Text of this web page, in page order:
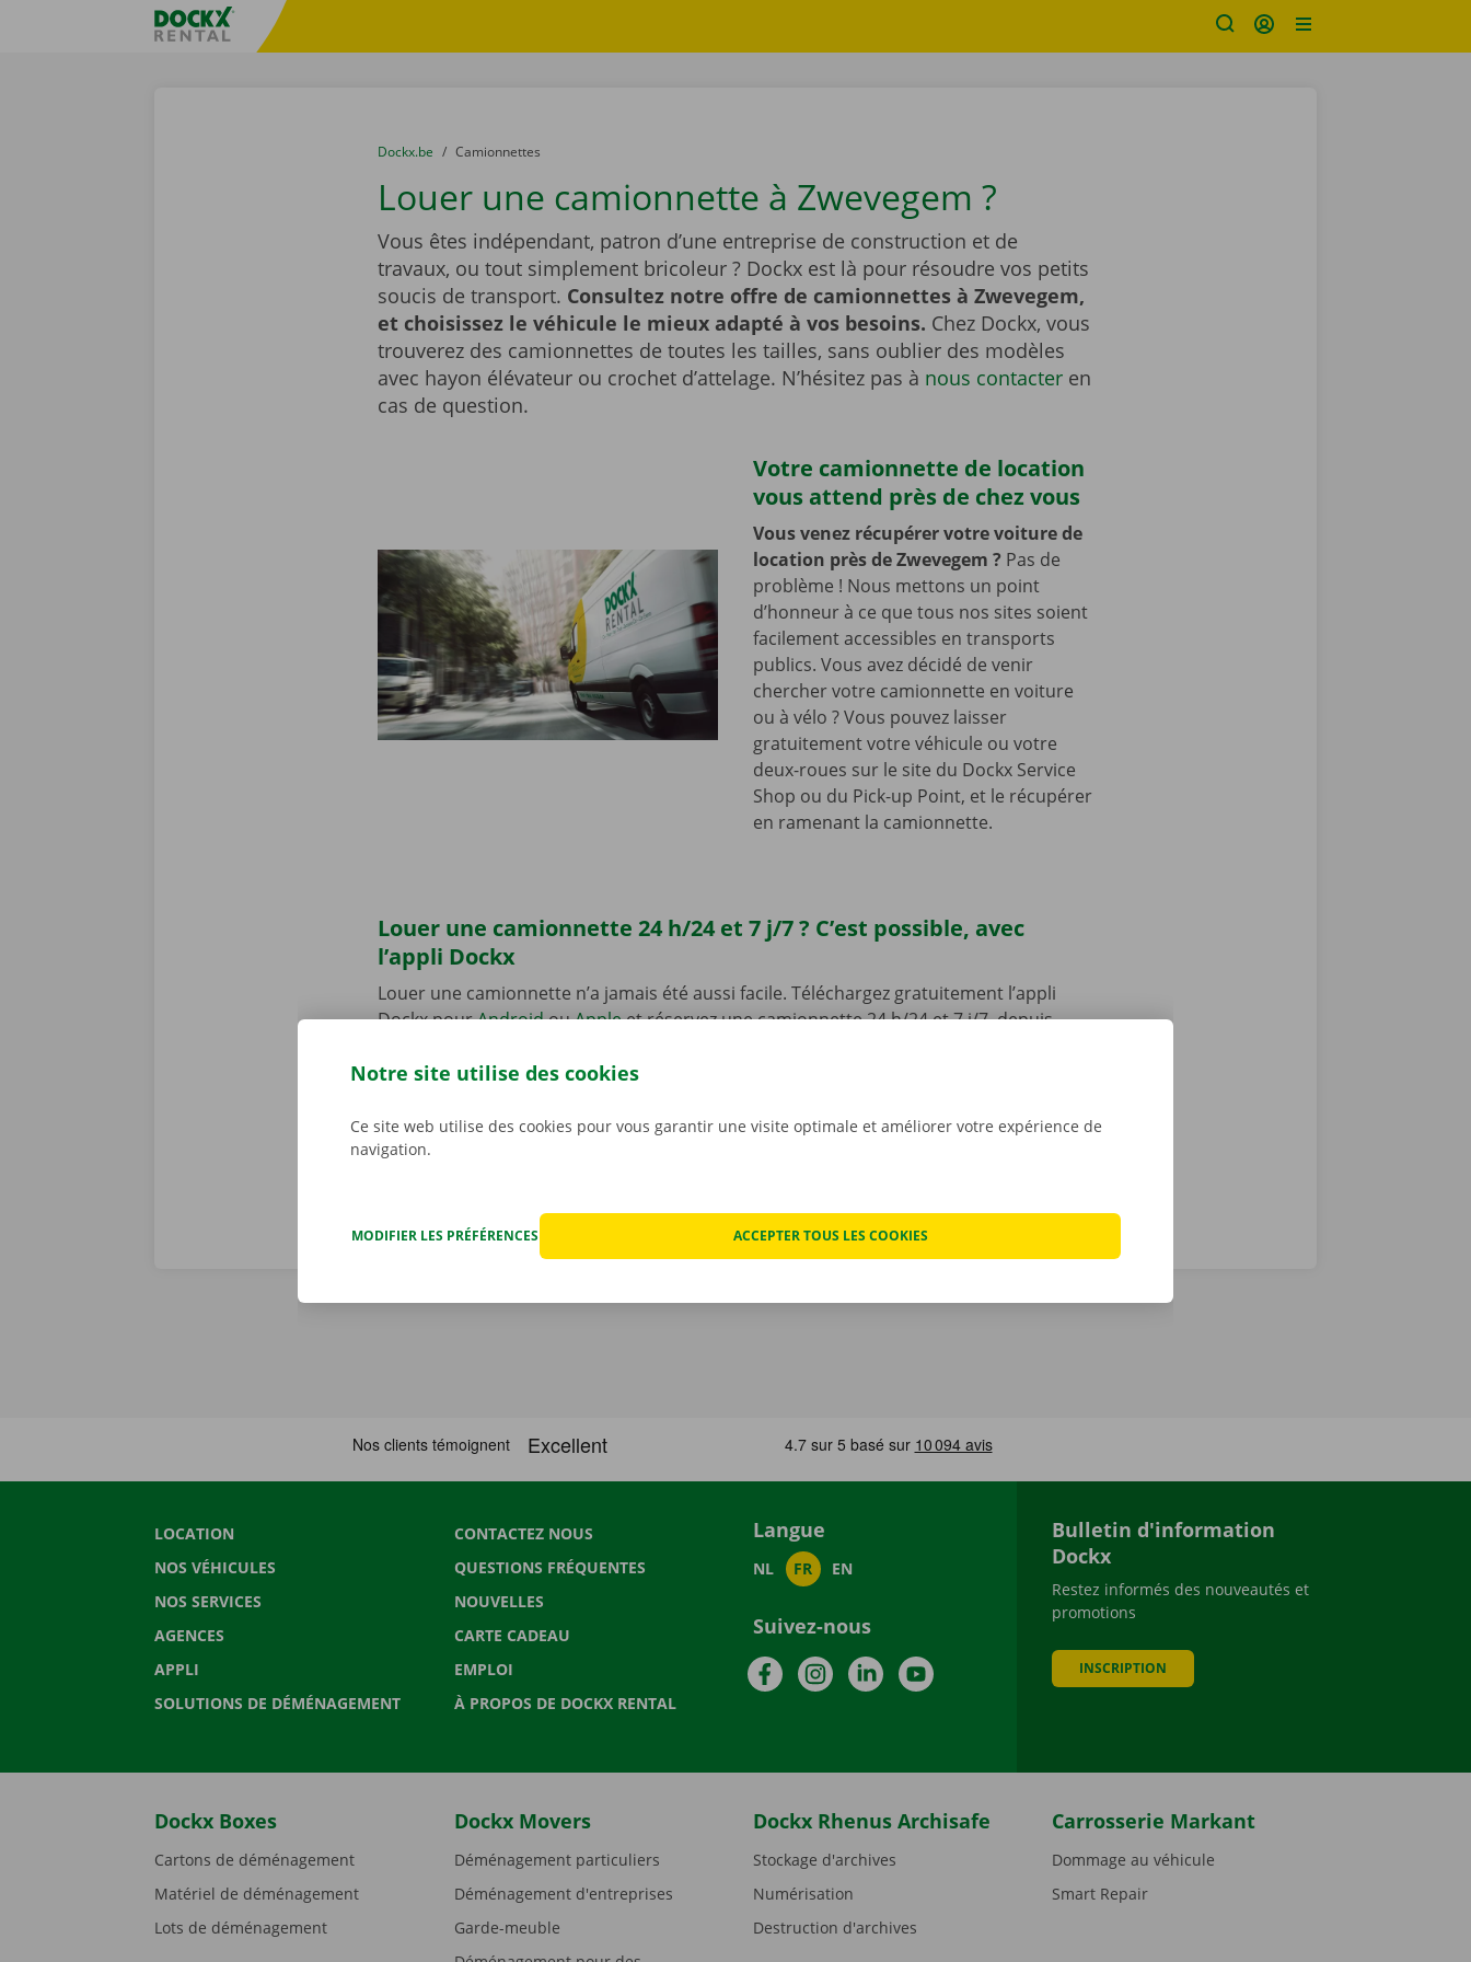
sitename
You are here:
du
Dockx.be to
Camionnettes
Louer une camionnette à Zwevegem ?
Vous êtes indépendant, patron d’une entreprise de construction et de
travaux, ou tout simplement bricoleur ? Dockx est là pour résoudre vos petits
soucis de transport. Consultez notre offre de camionnettes à Zwevegem,
et choisissez le véhicule le mieux adapté à vos besoins. Chez Dockx, vous
trouverez des camionnettes de toutes les tailles, sans oublier des modèles
avec hayon élévateur ou crochet d’attelage. N’hésitez pas à nous contacter​​​​​​​ en
cas de question.
Votre camionnette de location
vous attend près de chez vous
Vous venez récupérer votre voiture de
location près de Zwevegem ? Pas de
problème ! Nous mettons un point
d’honneur à ce que tous nos sites soient
facilement accessibles en transports
publics. Vous avez décidé de venir
chercher votre camionnette en voiture
ou à vélo ? Vous pouvez laisser
gratuitement votre véhicule ou votre
deux-roues sur le site du Dockx Service
Shop ou du Pick-up Point, et le récupérer
en ramenant la camionnette.
Louer une camionnette 24 h/24 et 7 j/7 ? C’est possible, avec
l’appli Dockx
Louer une camionnette n’a jamais été aussi facile. Téléchargez gratuitement l’appli
Dockx pourAndroidouAppleet réservez une camionnette 24 h/24 et 7 j/7, depuis
mieux à votre situation. Payez via l’appli, et récupérez votre véhicule de location dans
LOCATION
NOS VÉHICULES
NOS SERVICES
AGENCES
APPLI
SOLUTIONS DE DÉMÉNAGEMENT
CONTACTEZ NOUS
QUESTIONS FRÉQUENTES
NOUVELLES
CARTE CADEAU
EMPLOI
À PROPOS DE DOCKX RENTAL
Langue
NL FR EN
Suivez-nous
FacebookInstagramLinkedInYouTube
Bulletin d'information
Dockx
Restez informés des nouveautés et
promotions
INSCRIPTION
Dockx Boxes
Cartons de déménagement
Matériel de déménagement
Lots de déménagement
Dockx Movers
Déménagement particuliers
Déménagement d'entreprises
Garde-meuble
Dockx Rhenus Archisafe
Stockage d'archives
Numérisation
Destruction d'archives
Carrosserie Markant
Dommage au véhicule
Smart Repair
Notre site utilise des cookies
Ce site web utilise des cookies pour vous garantir une visite optimale et améliorer votre expérience de
navigation.
MODIFIER LES PRÉFÉRENCES ACCEPTER TOUS LES COOKIES